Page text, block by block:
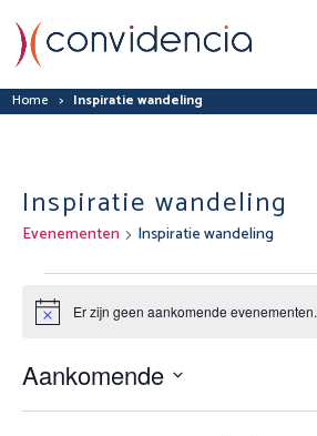
Home > Inspiratie wandeling
Inspiratie wandeling
Evenementen Inspiratie wandeling
BerichtEr zijn geen aankomende evenementen.
Aankomende
Selecteer